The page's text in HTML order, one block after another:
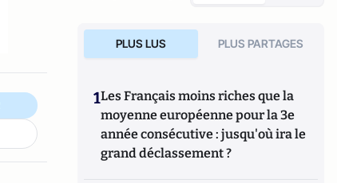
PLUS LUS PLUS PARTAGES
1Les Français moins riches que la
moyenne européenne pour la 3e
année consécutive : jusqu'où ira le
grand déclassement ?